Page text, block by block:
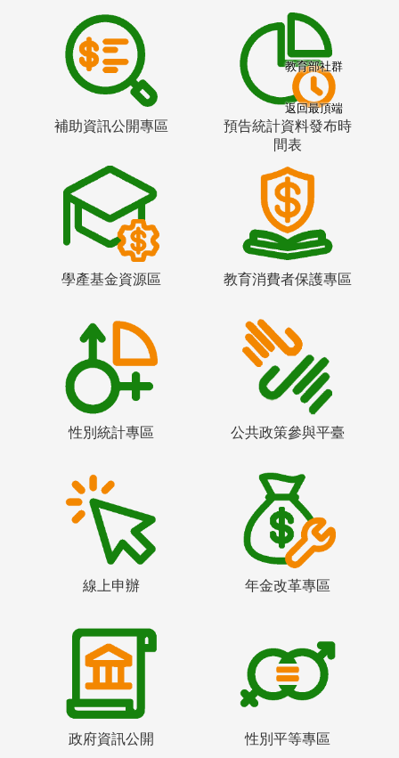
補助資訊公開專區
預告統計資料發布時
間表
學產基金資源區 教育消費者保護專區
性別統計專區 公共政策參與平臺
線上申辦 年金改革專區
政府資訊公開 性別平等專區
教育部社群
返回最頂端